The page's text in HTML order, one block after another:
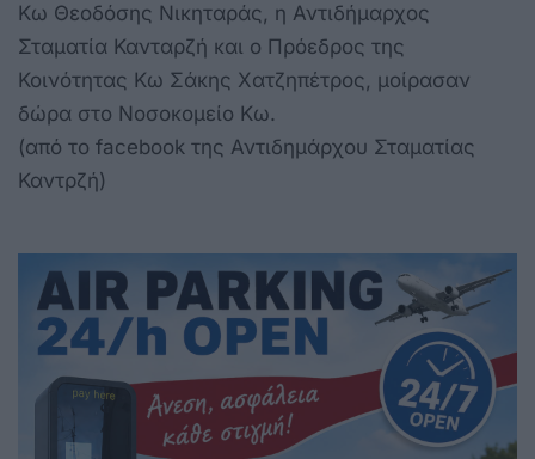
Κω Θεοδόσης Νικηταράς, η Αντιδήμαρχος
Σταματία Κανταρζή και ο Πρόεδρος της
Κοινότητας Κω Σάκης Χατζηπέτρος, μοίρασαν
δώρα στο Νοσοκομείο Κω.
(από το facebook της Αντιδημάρχου Σταματίας
Καντρζή)